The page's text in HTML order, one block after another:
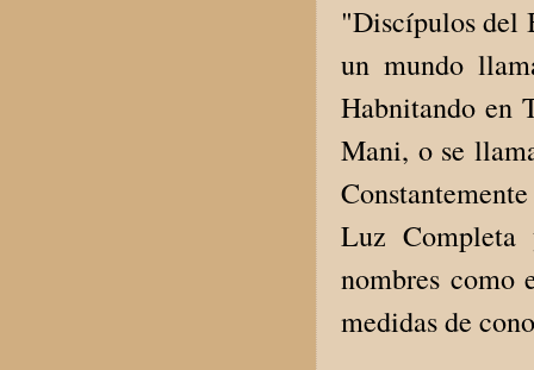
"Discípulos del
un mundo
Habnitando en
Mani, o se
Luz
nombres como
medidas de